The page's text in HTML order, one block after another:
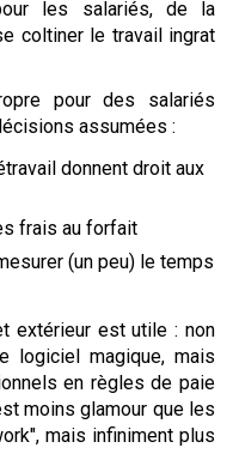
les salariés, de la
coltiner le travail ingrat
pour des salariés
assumées :
donnent droit aux
frais au forfait
(un peu) le temps
extérieur est utile : non
logiciel magique, mais
en règles de paie
moins glamour que les
mais infiniment plus